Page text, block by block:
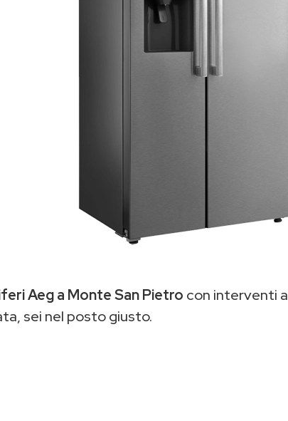
Aeg a Monte San Pietro con interventi
sei nel posto giusto.